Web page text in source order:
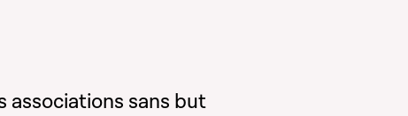
associations sans but